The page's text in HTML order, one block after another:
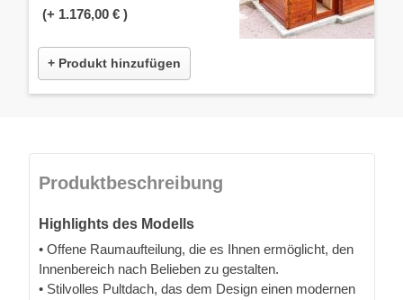
(+ 1.176,00 € )
+ Produkt hinzufügen
Produktbeschreibung
Highlights des Modells
• Offene Raumaufteilung, die es Ihnen ermöglicht, den
Innenbereich nach Belieben zu gestalten.
• Stilvolles Pultdach, das dem Design einen modernen